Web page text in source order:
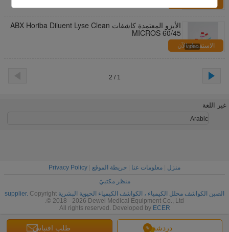
الأيزو المعتمدة كاشفات ABX Horiba Diluent Lyse Clean
MICROS 60/45
الاستفسار الآن
1 / 2
دردشة طلب اقتباس
غير اللغة
Arabic
منزل معلومات عنا خريطة الموقع
Privacy Policy
منظر مكتبيّ
الصين الكواشف محلل الكيمياء ، الكواشف الكيمياء الحيوية البشرية supplier. Copyright
© 2018 - 2026 Dewei Medical Equipment Co., Ltd.
All rights reserved. Developed by ECER